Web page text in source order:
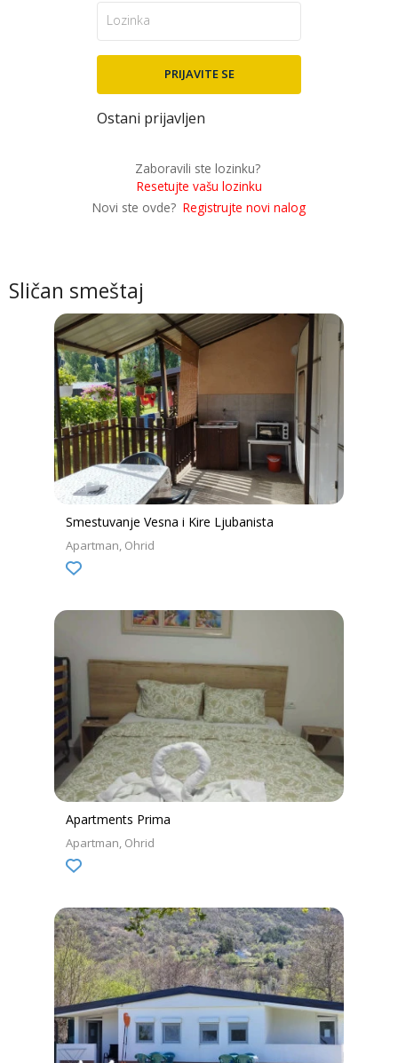
Sličan smeštaj
Smestuvanje Vesna i Kire Ljubanista
Apartman Ohrid
Apartments Prima
Apartman Ohrid
Ostani prijavljen
Zaboravili ste lozinku?
Resetujte vašu lozinku
Novi ste ovde? Registrujte novi nalog